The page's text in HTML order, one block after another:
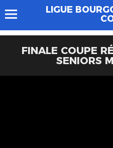
LIGUE
FINALE COUPE
SENIORS